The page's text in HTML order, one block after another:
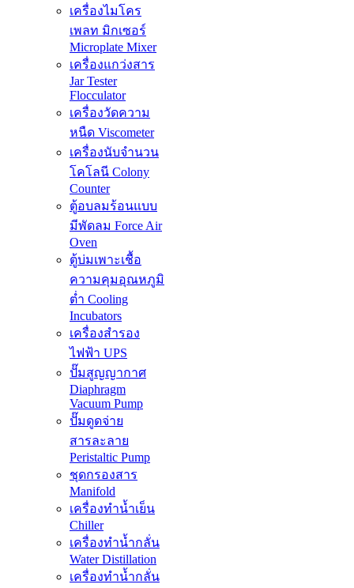
เครื่องไมโคร
เพลท มิกเซอร์
Microplate Mixer
เครื่องแกว่งสาร
Jar Tester
Flocculator
เครื่องวัดความ
หนืด Viscometer
เครื่องนับจำนวน
โคโลนี Colony
Counter
ตู้อบลมร้อนแบบ
มีพัดลม Force Air
Oven
ตู้บ่มเพาะเชื้อ
ความคุมอุณหภูมิ
ต่ำ Cooling
Incubators
เครื่องสำรอง
ไฟฟ้า UPS
ปั๊มสูญญากาศ
Diaphragm
Vacuum Pump
ปั๊มดูดจ่าย
สารละลาย
Peristaltic Pump
ชุดกรองสาร
Manifold
เครื่องทำน้ำเย็น
Chiller
เครื่องทำน้ำกลั่น
Water Distillation
เครื่องทำน้ำกลั่น